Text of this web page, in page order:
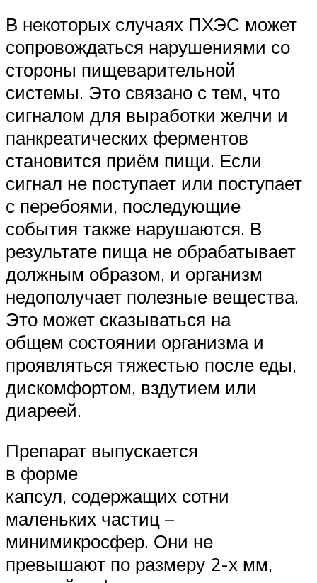
В некоторых случаях ПХЭС может
сопровождаться нарушениями со
стороны пищеварительной
системы. Это связано с тем, что
сигналом для выработки желчи и
панкреатических ферментов
становится приём пищи. Если
сигнал не поступает или поступает
с перебоями, последующие
события также нарушаются. В
результате пища не обрабатывает
должным образом, и организм
недополучает полезные вещества.
Это может сказываться на
общем состоянии организма и
проявляться тяжестью после еды,
дискомфортом, вздутием или
диареей.
Препарат выпускается
в форме
капсул, содержащих сотни
маленьких частиц –
минимикросфер. Они не
превышают по размеру 2-х мм,